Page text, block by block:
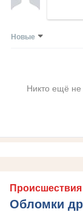
Новые
Никто ещё не
Происшествия
Обломки